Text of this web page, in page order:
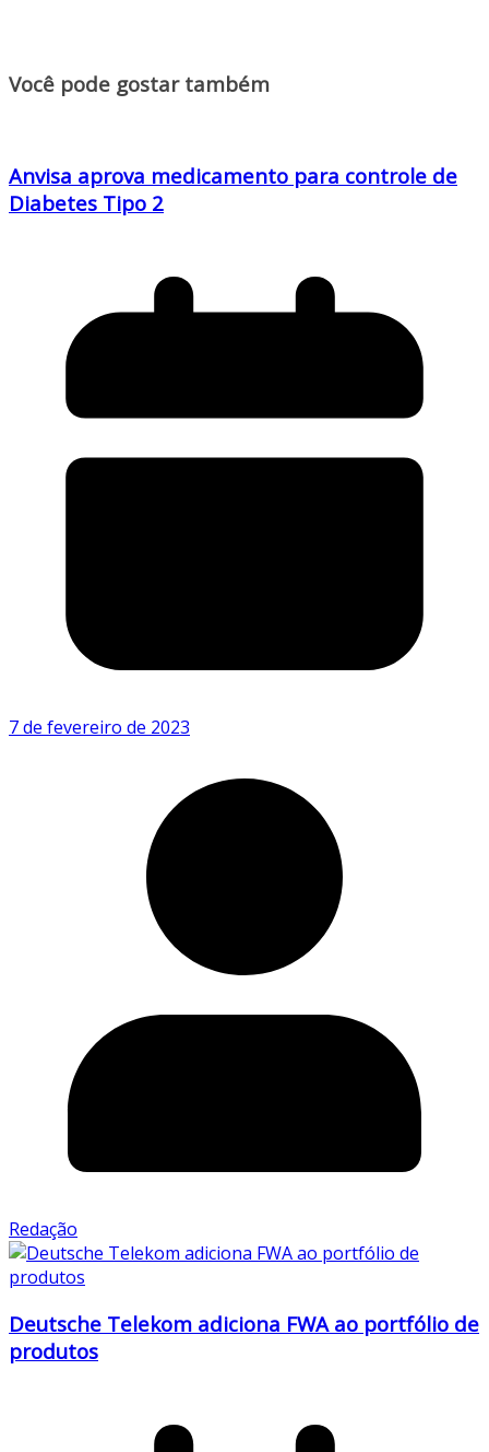
Você pode gostar também
Anvisa aprova medicamento para controle de
Diabetes Tipo 2
7 de fevereiro de 2023
Redação
Deutsche Telekom adiciona FWA ao portfólio de
produtos